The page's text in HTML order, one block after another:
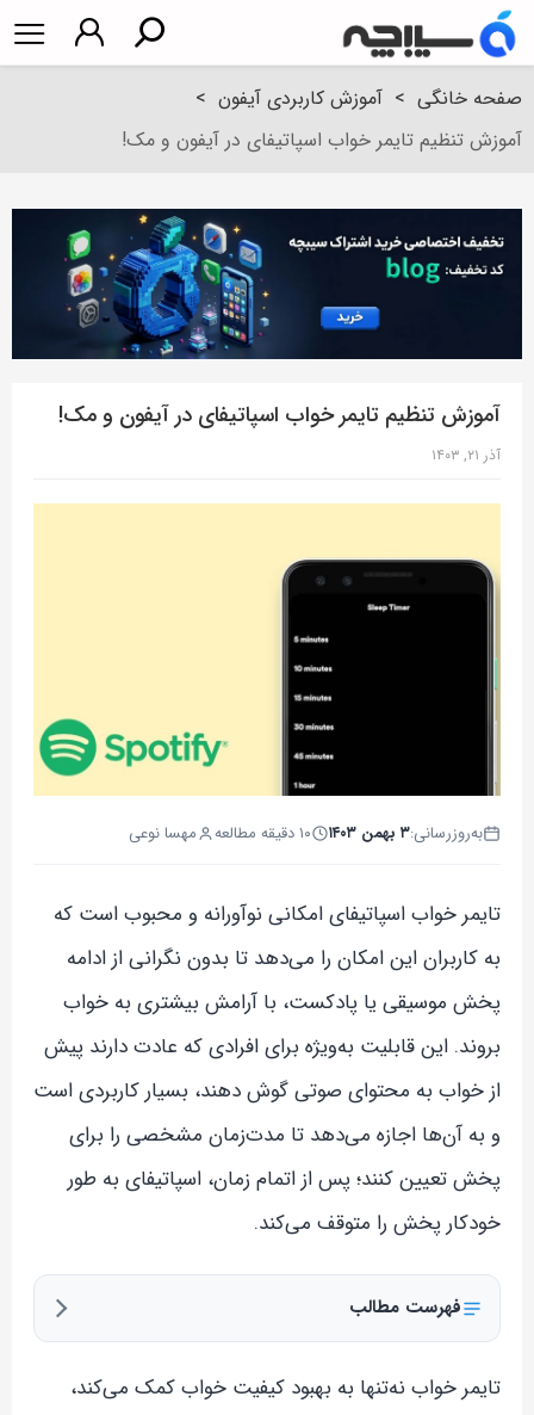
صفحه خانگی > آموزش کاربردی آیفون >
آموزش تنظیم تایمر خواب اسپاتیفای در آیفون و مک!
آموزش تنظیم تایمر خواب اسپاتیفای در آیفون و مک!
آذر ۲۱, ۱۴۰۳
به‌روزرسانی:۳ بهمن ۱۴۰۳ ۱۰ دقیقه مطالعه مهسا نوعی
تایمر خواب اسپاتیفای امکانی نوآورانه و محبوب است که
به کاربران این امکان را می‌دهد تا بدون نگرانی از ادامه
پخش موسیقی یا پادکست، با آرامش بیشتری به خواب
بروند. این قابلیت به‌ویژه برای افرادی که عادت دارند پیش
از خواب به محتوای صوتی گوش دهند، بسیار کاربردی است
و به آن‌ها اجازه می‌دهد تا مدت‌زمان مشخصی را برای
پخش تعیین کنند؛ پس از اتمام زمان، اسپاتیفای به طور
خودکار پخش را متوقف می‌کند.
فهرست مطالب
تایمر خواب نه‌تنها به بهبود کیفیت خواب کمک می‌کند،